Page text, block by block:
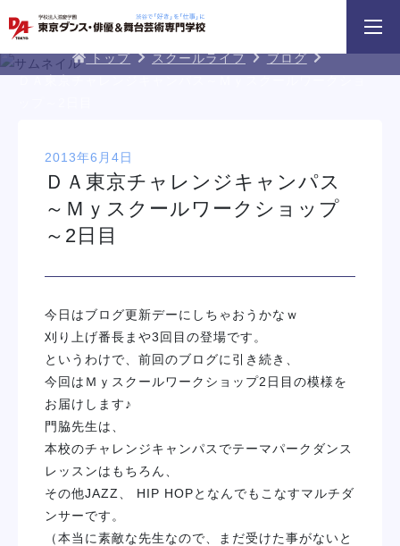
学科・専攻 資料請求 オープンキャンパス
DA TOKYOブログ
トップ スクールライフ
ブログ
ＤＡ東京チャレンジキャンパス～Ｍｙスクールワークショ
2013年6月4日
ＤＡ東京チャレンジキャンパス
～Ｍｙスクールワークショップ
～2日目
今日はブログ更新デーにしちゃおうかなｗ
刈り上げ番長まや3回目の登場です。
というわけで、前回のブログに引き続き、
今回はＭｙスクールワークショップ2日目の模様を
お届けします♪
門脇先生は、
本校のチャレンジキャンパスでテーマパークダンス
レッスンはもちろん、
その他JAZZ、 HIP HOPとなんでもこなすマルチダ
ンサーです。
（本当に素敵な先生なので、まだ受けた事がないと
HIPHOPダンスリレー
イベント一覧を見る
学校紹介
学科・専攻
教育システム